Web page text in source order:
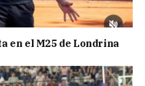
en el M25 de Londrina